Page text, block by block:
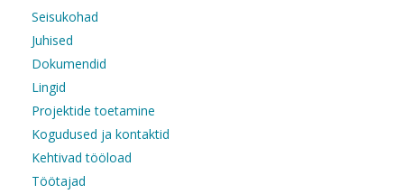
Seisukohad
Juhised
Dokumendid
Lingid
Projektide toetamine
Kogudused ja kontaktid
Kehtivad tööload
Töötajad